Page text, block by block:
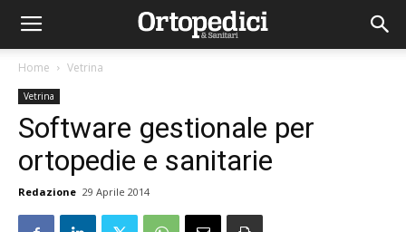
Home Vetrina
Vetrina
Software gestionale per
ortopedie e sanitarie
Redazione 29 Aprile 2014